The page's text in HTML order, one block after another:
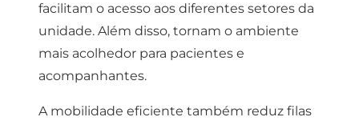
facilitam o acesso aos diferentes setores da
unidade. Além disso, tornam o ambiente
mais acolhedor para pacientes e
acompanhantes.
A mobilidade eficiente também reduz filas